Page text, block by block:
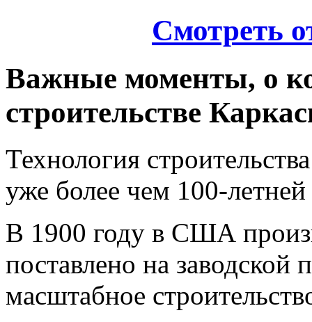
Смотреть
Важные моменты, о
строительстве
Технология
уже более чем 100-
В 1900 году в США
поставлено на заводской
масштабное